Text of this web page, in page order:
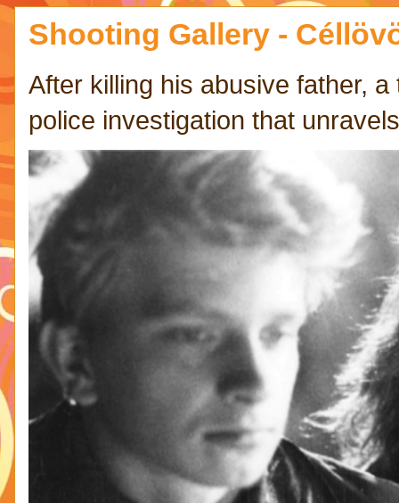
Shooting Gallery -
After killing his abusive father,
police investigation that